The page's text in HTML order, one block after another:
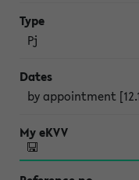
Pj
by appointment